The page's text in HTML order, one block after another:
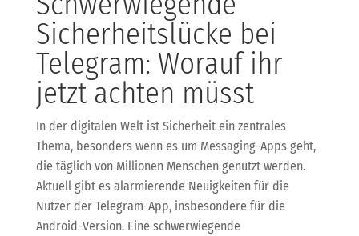
Sicherheitslücke bei
Telegram: Worauf ihr
jetzt achten müsst
In der digitalen Welt ist Sicherheit ein zentrales
Thema, besonders wenn es um Messaging-Apps geht,
die täglich von Millionen Menschen genutzt werden.
Aktuell gibt es alarmierende Neuigkeiten für die
Nutzer der Telegram-App, insbesondere für die
Android-Version. Eine schwerwiegende